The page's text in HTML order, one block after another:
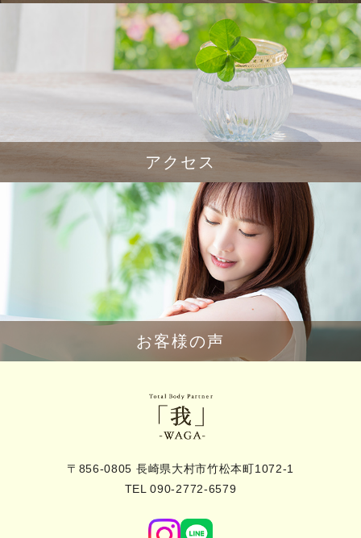
アクセス
お客様の声
〒856-0805 長崎県大村市竹松本町1072-1
TEL 090-2772-6579